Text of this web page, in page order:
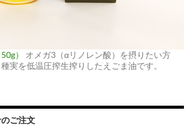
）
オメガ3（αリノレン酸）を摂りたい方
実を低温圧搾生搾りしたえごま油です。
ご注文